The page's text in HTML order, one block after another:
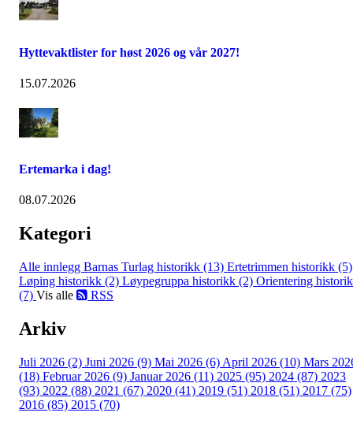
Hyttevaktlister for høst 2026 og vår 2027!
15.07.2026
Ertemarka i dag!
08.07.2026
Kategori
Alle innlegg Barnas Turlag historikk (13) Ertetrimmen historikk (5)
Løping historikk (2) Løypegruppa historikk (2) Orientering
(7) Vis alle RSS
Arkiv
Juli 2026 (2) Juni 2026 (9) Mai 2026 (6) April 2026 (10) Mars
(18) Februar 2026 (9) Januar 2026 (11) 2025 (95) 2024 (87) 2023
(93) 2022 (88) 2021 (67) 2020 (41) 2019 (51) 2018 (51) 2017 (75)
2016 (85) 2015 (70)